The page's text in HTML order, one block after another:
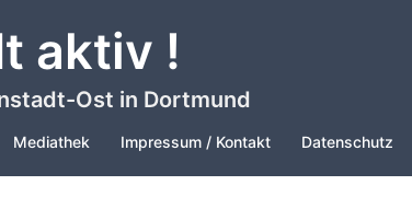
aktiv !
Ost in Dortmund
Mediathek Impressum / Kontakt Datenschutz